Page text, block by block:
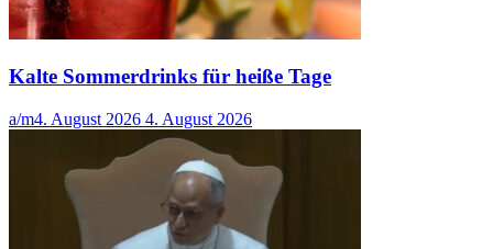
Kalte Sommerdrinks für heiße Tage
a/m4. August 2026 4. August 2026